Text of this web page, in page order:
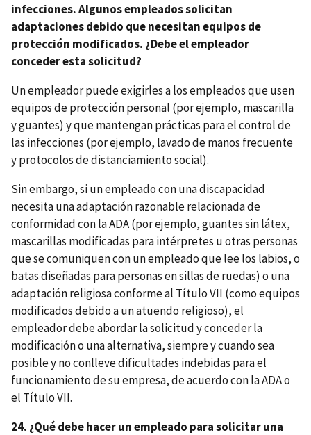
infecciones. Algunos empleados solicitan
adaptaciones debido que necesitan equipos de
protección modificados. ¿Debe el empleador
conceder esta solicitud?
Un empleador puede exigirles a los empleados que usen
equipos de protección personal (por ejemplo, mascarilla
y guantes) y que mantengan prácticas para el control de
las infecciones (por ejemplo, lavado de manos frecuente
y protocolos de distanciamiento social).
Sin embargo, si un empleado con una discapacidad
necesita una adaptación razonable relacionada de
conformidad con la ADA (por ejemplo, guantes sin látex,
mascarillas modificadas para intérpretes u otras personas
que se comuniquen con un empleado que lee los labios, o
batas diseñadas para personas en sillas de ruedas) o una
adaptación religiosa conforme al Título VII (como equipos
modificados debido a un atuendo religioso), el
empleador debe abordar la solicitud y conceder la
modificación o una alternativa, siempre y cuando sea
posible y no conlleve dificultades indebidas para el
funcionamiento de su empresa, de acuerdo con la ADA o
el Título VII.
24. ¿Qué debe hacer un empleado para solicitar una